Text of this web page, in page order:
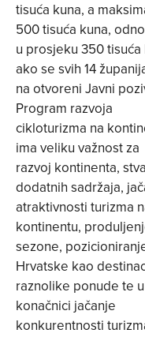
tisuća kuna, a
500 tisuća kuna,
u prosjeku 350 tisuća
ako se svih 14
na otvoreni Javni
Program razvoja
cikloturizma na
ima veliku važnost za
razvoj kontinenta,
dodatnih sadržaja,
atraktivnosti turizma
kontinentu,
sezone,
Hrvatske kao
raznolike ponude te u
konačnici jačanje
konkurentnosti